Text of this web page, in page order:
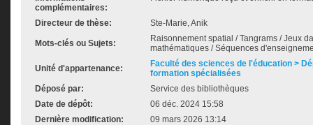
complémentaires:
Directeur de thèse: Ste-Marie, Anik
Mots-clés ou Sujets:
Raisonnement spatial / Tangrams / Jeux
mathématiques / Séquences
Unité d'appartenance:
Faculté des sciences de l'éducation >
formation spécialisées
Déposé par:
Service des bibliothèques
Date de dépôt:
06 déc. 2024 15:58
Dernière modification:
09 mars 2026 13:14